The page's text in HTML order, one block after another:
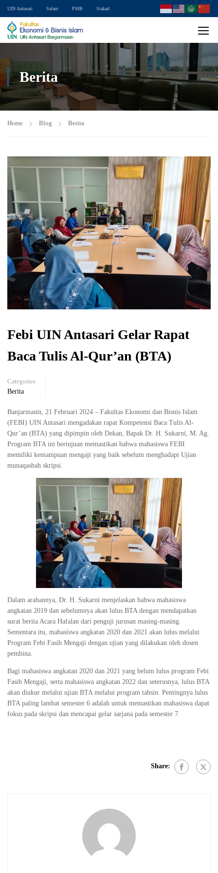
UIN Antasari Salam PMB Siakad
Berita
Home Blog Berita
Febi UIN Antasari Gelar Rapat
Baca Tulis Al-Qur’an (BTA)
Categories
Berita
Banjarmasin, 21 Februari 2024 – Fakultas Ekonomi dan Bisnis Islam
(FEBI) UIN Antasari mengadakan rapat Kompetensi Baca Tulis Al-
Qur’an (BTA) yang dipimpin oleh Dekan, Bapak Dr. H. Sukarni, M. Ag.
Program BTA ini bertujuan memastikan bahwa mahasiswa FEBI
memiliki kemampuan mengaji yang baik sebelum menghadapi Ujian
munaqashah skripsi.
Dalam arahannya, Dr. H. Sukarni menjelaskan bahwa mahasiswa
angkatan 2019 dan sebelumnya akan lulus BTA dengan mendapatkan
surat berita Acara Hafalan dari penguji jurusan masing-masing.
Sementara itu, mahasiswa angkatan 2020 dan 2021 akan lulus melalui
Program Febi Fasih Mengaji dengan ujian yang dilakukan oleh dosen
pembina.
Bagi mahasiswa angkatan 2020 dan 2021 yang belum lulus program Febi
Fasih Mengaji, serta mahasiswa angkatan 2022 dan seterusnya, lulus BTA
akan diukur melalui ujian BTA melalui program tahsin. Pentingnya lulus
BTA paling lambat semester 6 adalah untuk memastikan mahasiswa dapat
fokus pada skripsi dan mencapai gelar sarjana pada semester 7.
Share: